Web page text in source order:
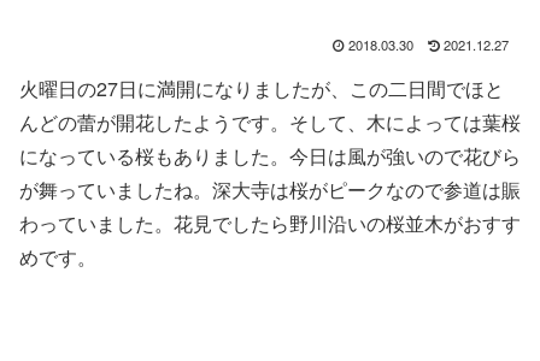
2018.03.30 2021.12.27
火曜日の27日に満開になりましたが、この二日間でほと
んどの蕾が開花したようです。そして、木によっては葉桜
になっている桜もありました。今日は風が強いので花びら
が舞っていましたね。深大寺は桜がピークなので参道は賑
わっていました。花見でしたら野川沿いの桜並木がおすす
めです。